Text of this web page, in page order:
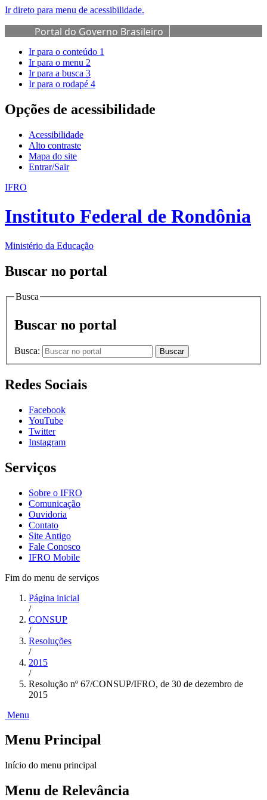
Ir direto para menu de acessibilidade.
Portal do Governo Brasileiro
Ir para o conteúdo 1
Ir para o menu 2
Ir para a busca 3
Ir para o rodapé 4
Opções de acessibilidade
Acessibilidade
Alto contraste
Mapa do site
Entrar/Sair
IFRO
Instituto Federal de Rondônia
Ministério da Educação
Buscar no portal
Busca
Buscar no portal
Busca: Buscar
Redes Sociais
Facebook
YouTube
Twitter
Instagram
Serviços
Sobre o IFRO
Comunicação
Ouvidoria
Contato
Site Antigo
Fale Conosco
IFRO Mobile
Fim do menu de serviços
Página inicial
/
CONSUP
/
Resoluções
/
2015
/
Resolução nº 67/CONSUP/IFRO, de 30 de dezembro de
2015
Menu
Menu Principal
Início do menu principal
Menu de Relevância